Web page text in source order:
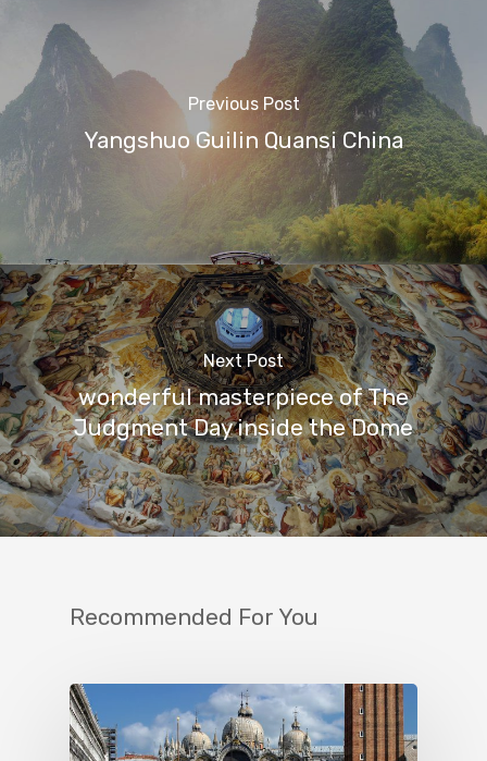
Previous Post
Yangshuo Guilin Quansi China
Next Post
wonderful masterpiece of The
Judgment Day inside the Dome
Recommended For You